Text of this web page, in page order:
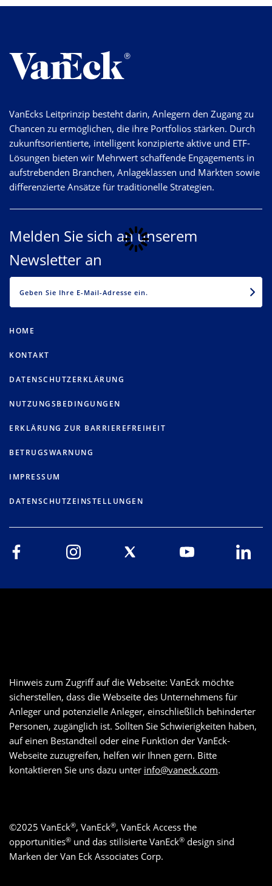
VanEcks Leitprinzip besteht darin, Anlegern den Zugang zu
Chancen zu ermöglichen, die ihre Portfolios stärken. Durch
zukunftsorientierte, intelligent konzipierte aktive und ETF-
Lösungen bieten wir Mehrwert schaffende Engagements in
aufstrebenden Branchen, Anlageklassen und Märkten sowie
differenzierte Ansätze für traditionelle Strategien.
Melden Sie sich an unserem
Newsletter an
HOME
KONTAKT
DATENSCHUTZERKLÄRUNG
NUTZUNGSBEDINGUNGEN
ERKLÄRUNG ZUR BARRIEREFREIHEIT
BETRUGSWARNUNG
IMPRESSUM
DATENSCHUTZEINSTELLUNGEN
Hinweis zum Zugriff auf die Webseite: VanEck möchte
sicherstellen, dass die Webseite des Unternehmens für
Anleger und potenzielle Anleger, einschließlich behinderter
Personen, zugänglich ist. Sollten Sie Schwierigkeiten haben,
auf einen Bestandteil oder eine Funktion der VanEck-
Webseite zuzugreifen, helfen wir Ihnen gern. Bitte
kontaktieren Sie uns dazu unter info@vaneck.com.
©2025 VanEck®, VanEck®, VanEck Access the
opportunities® und das stilisierte VanEck® design sind
Marken der Van Eck Associates Corp.